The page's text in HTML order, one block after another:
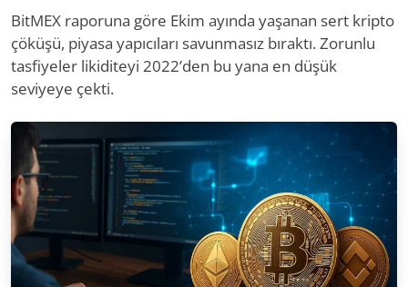
BitMEX raporuna göre Ekim ayında yaşanan sert kripto
çöküşü, piyasa yapıcıları savunmasız bıraktı. Zorunlu
tasfiyeler likiditeyi 2022’den bu yana en düşük
seviyeye çekti.